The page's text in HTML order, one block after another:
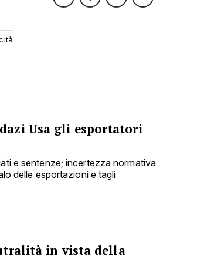
Usa gli esportatori
e sentenze; incertezza normativa
delle esportazioni e tagli
in vista della